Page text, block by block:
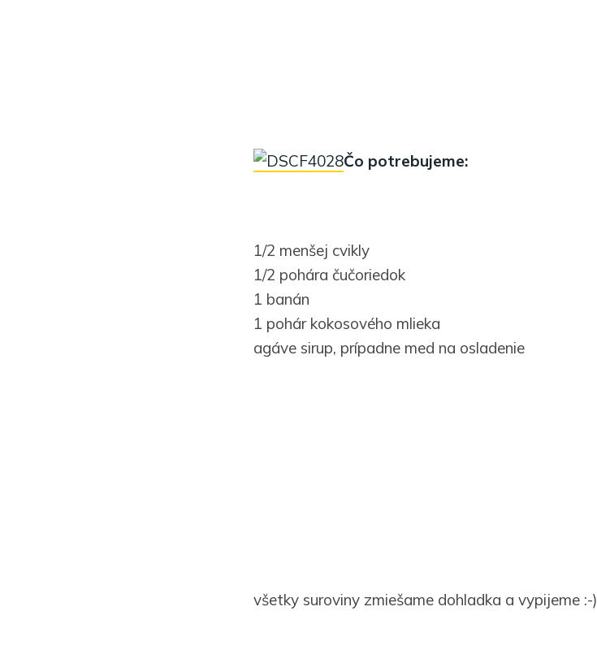
Čo potrebujeme:
1/2 menšej cvikly
1/2 pohára čučoriedok
1 banán
1 pohár kokosového mlieka
agáve sirup, prípadne med na osladenie
všetky suroviny zmiešame dohladka a vypijeme :-)